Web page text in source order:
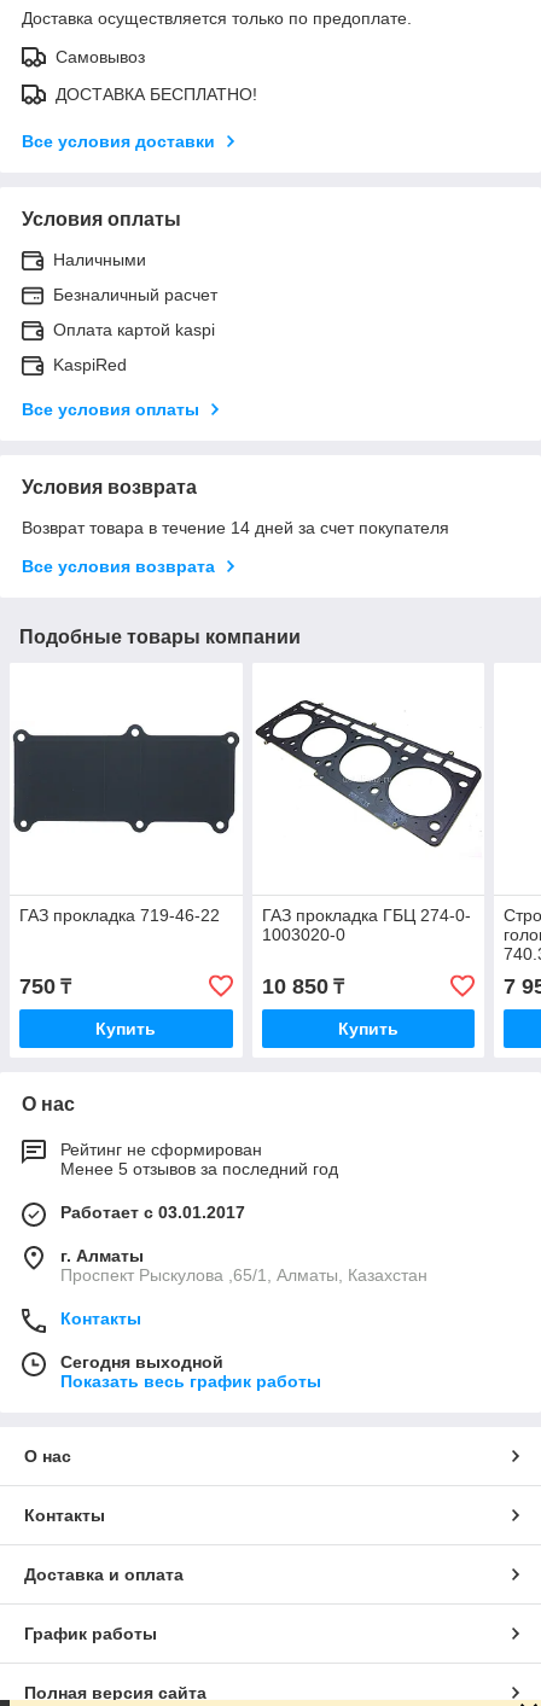
Доставка осуществляется только по предоплате.
Самовывоз
ДОСТАВКА БЕСПЛАТНО!
Все условия доставки
Условия оплаты
Наличными
Безналичный расчет
Оплата картой kaspi
KaspiRed
Все условия оплаты
Условия возврата
Возврат товара в течение 14 дней за счет покупателя
Все условия возврата
Подобные товары компании
ГАЗ прокладка 719-46-22
750 ₸
Купить
ГАЗ прокладка ГБЦ 274-0-
1003020-0
10 850₸
Купить
7
О нас
Рейтинг не сформирован
Менее 5 отзывов за последний год
Работает с 03.01.2017
г. Алматы
Проспект Рыскулова ,65/1, Алматы, Казахстан
Контакты
Сегодня выходной
Показать весь график работы
О нас
Контакты
Доставка и оплата
График работы
Полная версия сайта